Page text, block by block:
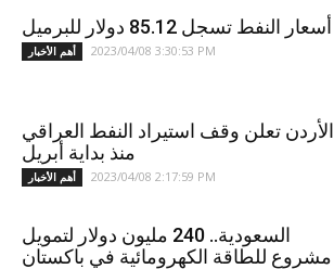
أسعار النفط تسجل 85.12 دولار للبرميل
أهم الأخبار 2023/04/08 3:30:53 PM
الأردن تعلن وقف استيراد النفط العراقي
منذ بداية أبريل
أهم الأخبار 2023/04/08 2:17:59 PM
السعودية.. 240 مليون دولار لتمويل
مشروع للطاقة الكهرومائية في باكستان